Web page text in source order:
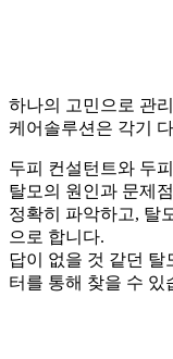
하나의 고민으로 관
케어솔루션은 각기
두피 컨설턴트와 두
탈모의 원인과 문제
정확히 파악하고, 탈
으로 합니다.
답이 없을 것 같던 탈
터를 통해 찾을 수 있